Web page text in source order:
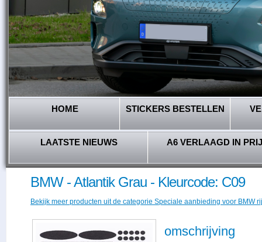
HOME STICKERS BESTELLEN
LAATSTE NIEUWS A6 VERLAAGD IN
BMW - Atlantik Grau - Kleurcode: C09
Bekijk meer producten uit de categorie Speciale aanbieding voor BMW
omschrijving